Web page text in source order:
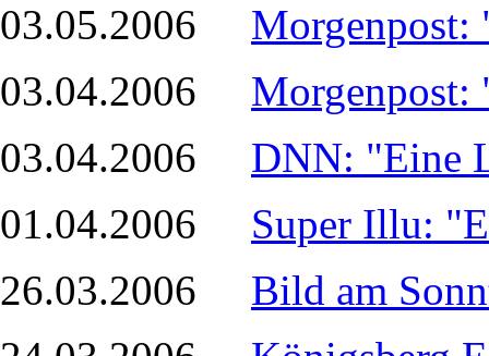
03.05.2006 Morgenpost:
03.04.2006 Morgenpost:
03.04.2006 DNN: "Eine
01.04.2006 Super Illu:
26.03.2006 Bild am